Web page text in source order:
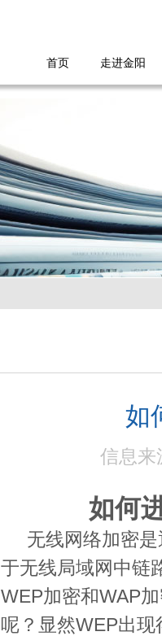
首页 走进金阳
如
信息
如何
无线网络加密
于无线局域网中链
WEP加密和WAP
呢？显然WEP出